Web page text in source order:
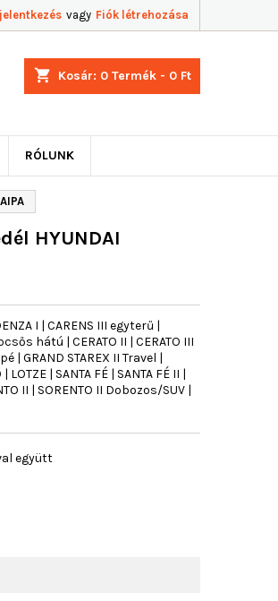
vagy Fiók létrehozása
shopping_cart Kosár: 0 Termék - 0 Ft
RÓLUNK
HYUNDAI
I | CARENS III egyterű |
hátú | CERATO II | CERATO III
| GRAND STAREX II Travel |
| SANTA FÉ | SANTA FÉ II |
II | SORENTO II Dobozos/SUV |
együtt